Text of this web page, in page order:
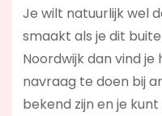
Je wilt natuurlijk wel
smaakt als je dit
Noordwijk dan vind
navraag te doen bij
bekend zijn en je